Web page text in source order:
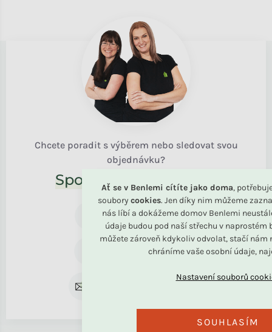
Ať se v Benlemi cítíte jako doma,
soubory cookies. Jen díky nim můžeme
nás líbí a dokážeme domov Benlemi
údaje budou pod naší střechu v naprostém
můžete zároveň kdykoliv odvolat, stačí nám
chráníme vaše osobní údaje,
SOUHLASÍM
Chcete poradit s výběrem nebo sledovat svou
objednávku?
Společně to vyřešíme!
+420 739 787 164
Po - Pá 8:30 - 16:00
+420 734 122 672
Pro reklamaci
rodina@benlemi.cz